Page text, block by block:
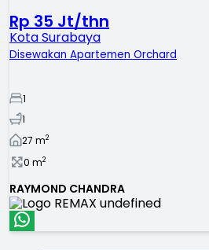
Rp 35 Jt/thn
Kota Surabaya
Disewakan Apartemen Orchard
1
1
27 m2
0 m2
RAYMOND CHANDRA